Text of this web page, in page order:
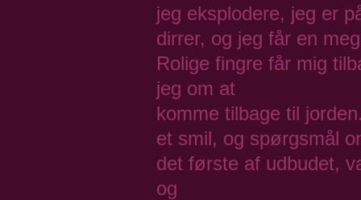
jeg eksplodere, jeg er
dirrer, og jeg får en
Rolige fingre får mig
jeg om at
komme tilbage til
et smil, og spørgsmål
det første af udbudet,
og